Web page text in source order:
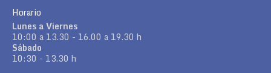
Horario
Lunes a Viernes
10:00 a 13.30 - 16.00 a 19.30 h
Sábado
10:30 - 13.30 h